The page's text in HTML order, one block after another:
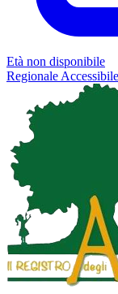
Età non disponibile
Regionale Accessibile